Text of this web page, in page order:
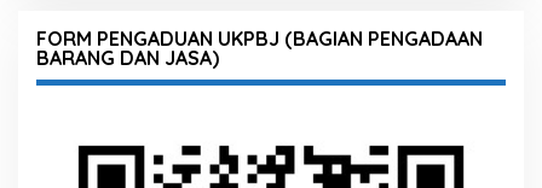
FORM PENGADUAN UKPBJ (BAGIAN PENGADAAN
BARANG DAN JASA)